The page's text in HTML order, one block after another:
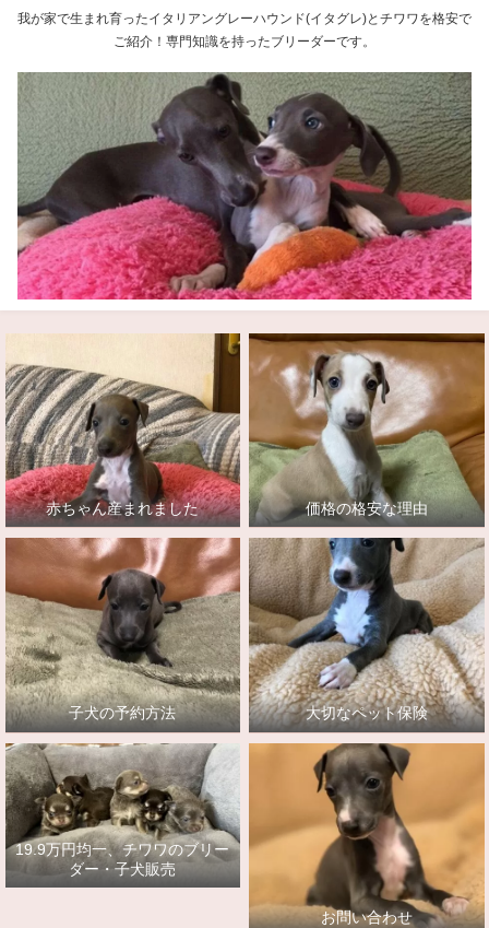
我が家で生まれ育ったイタリアングレーハウンド(イタグレ)とチワワを格安で
ご紹介！専門知識を持ったブリーダーです。
赤ちゃん産まれました 価格の格安な理由
子犬の予約方法 大切なペット保険
19.9万円均一、チワワのブリー
ダー・子犬販売
お問い合わせ